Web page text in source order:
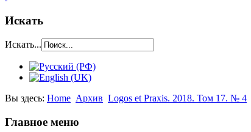
Искать
Искать...
Вы здесь: Home Архив Logos et Praxis. 2018. Том 17. № 4
Главное меню